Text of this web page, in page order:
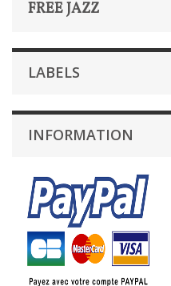
FREE JAZZ
LABELS
INFORMATION